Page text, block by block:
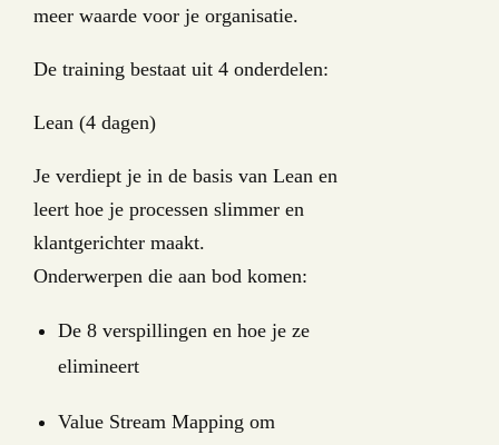
meer waarde voor je organisatie.
De training bestaat uit 4 onderdelen:
Lean (4 dagen)
Je verdiept je in de basis van Lean en
leert hoe je processen slimmer en
klantgerichter maakt.
Onderwerpen die aan bod komen:
De 8 verspillingen en hoe je ze
elimineert
Value Stream Mapping om